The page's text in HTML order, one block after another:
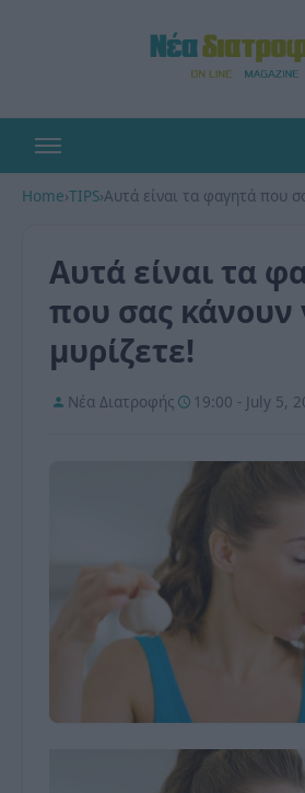
Home›TIPS›Αυτά είναι τα φαγητά που
Αυτά είναι τα
που σας κάνουν
μυρίζετε!
Νέα Διατροφής 19:00 - July 5,